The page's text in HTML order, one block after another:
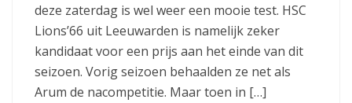
deze zaterdag is wel weer een mooie test. HSC
Lions’66 uit Leeuwarden is namelijk zeker
kandidaat voor een prijs aan het einde van dit
seizoen. Vorig seizoen behaalden ze net als
Arum de nacompetitie. Maar toen in […]